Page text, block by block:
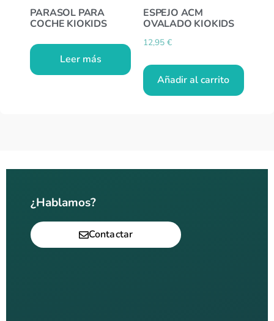
PARASOL PARA
COCHE KIOKIDS
Leer más
ESPEJO ACM
OVALADO KIOKIDS
12,95 €
Añadir al carrito
¿Hablamos?
Contactar